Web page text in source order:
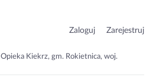
Zaloguj Zarejestruj
Opieka Kiekrz, gm. Rokietnica, woj.